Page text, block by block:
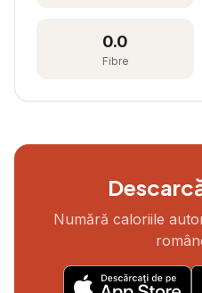
0.0
Fibre
Numără caloriile